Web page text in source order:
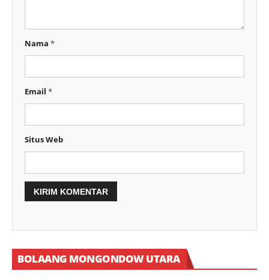
Nama *
Email *
Situs Web
BOLAANG MONGONDOW UTARA